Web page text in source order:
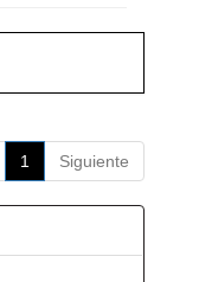
1 Siguiente